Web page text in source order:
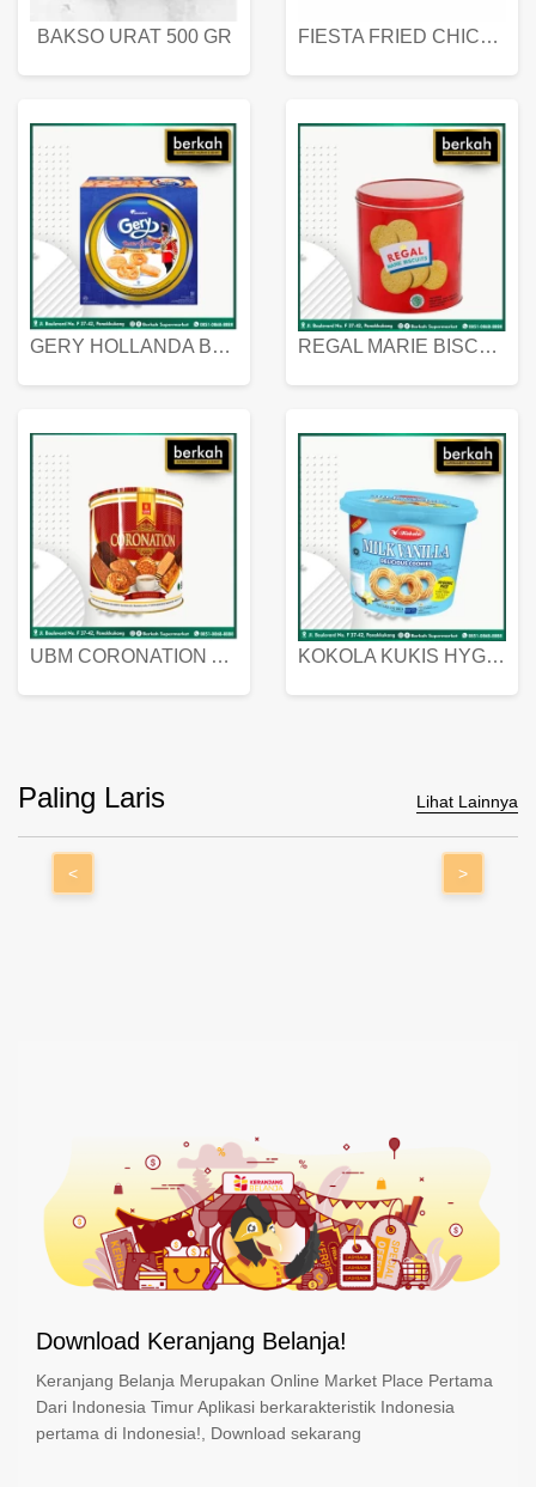
BAKSO URAT 500 GR FIESTA FRIED CHICKEN 500 GR
GERY HOLLANDA BUTTER COOKIES 450 GRAM REGAL MARIE BISCUIT KALENG 550 GRAM
UBM CORONATION ASSORTED BISKUIT KALENG 450 GRAM KOKOLA KUKIS HYGIENIC MILK VANILLA PACK 320 GR
Paling Laris Lihat Lainnya
< >
Download Keranjang Belanja!
Keranjang Belanja Merupakan Online Market Place Pertama
Dari Indonesia Timur Aplikasi berkarakteristik Indonesia
pertama di Indonesia!, Download sekarang